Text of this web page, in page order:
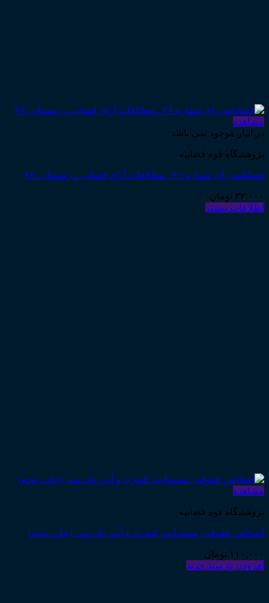
مشاهده
در انبار موجود نمی باشد
پژوهشگاه قوه قضاییه
فصلنامه رای شماره ۲۱ ـ مطالعات آرای قضایی ـ زمستان ـ۹۶
۳۲,۰۰۰ تومان
اطلاعات بیشتر
مشاهده
پژوهشگاه قوه قضاییه
اشخاص حقوقی: مسئولیت کیفری و آیین دادرسی (چاپ پنجم)
۱۱۰,۰۰۰ تومان
افزودن به سبد خرید